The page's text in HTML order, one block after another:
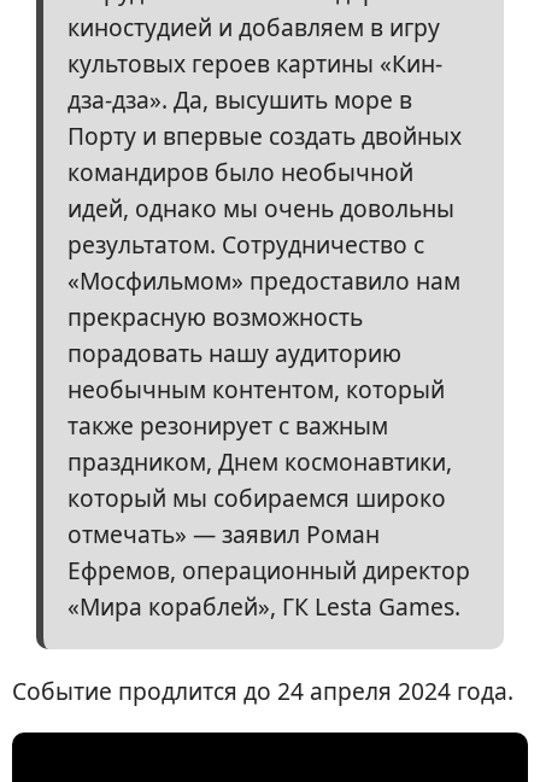
киностудией и добавляем в игру
культовых героев картины «Кин-
дза-дза». Да, высушить море в
Порту и впервые создать двойных
командиров было необычной
идей, однако мы очень довольны
результатом. Сотрудничество с
«Мосфильмом» предоставило нам
прекрасную возможность
порадовать нашу аудиторию
необычным контентом, который
также резонирует с важным
праздником, Днем космонавтики,
который мы собираемся широко
отмечать» — заявил Роман
Ефремов, операционный директор
«Мира кораблей», ГК Lesta Games.
Событие продлится до 24 апреля 2024 года.